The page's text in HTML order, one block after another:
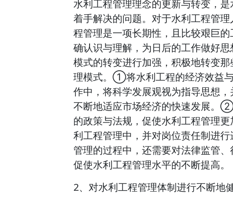
水利工程管理理念的更新与转变，
着手解决的问题。对于水利工程管
程管理是一项长期性，且比较艰巨
确认识与理解，为日后的工作做好
模式的转变进行加强，积极地转变
理模式。①将水利工程的经济效益
作中，将科学发展观视为指导思想
不断地适应市场经济的快速发展。
的政策与法规，促使水利工程管理
利工程管理中，并对岗位责任制进
管理的过程中，还需要对法律监管
促使水利工程管理水平的不断提高。
2、对水利工程管理体制进行不断地